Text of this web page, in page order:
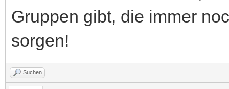
Gruppen gibt, die immer
sorgen!
Suchen